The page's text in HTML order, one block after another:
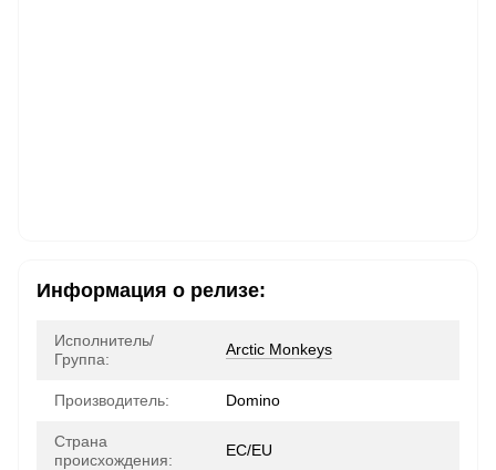
Информация о релизе:
Исполнитель/
Группа:
Arctic Monkeys
Производитель: Domino
Страна
происхождения:
ЕС/EU